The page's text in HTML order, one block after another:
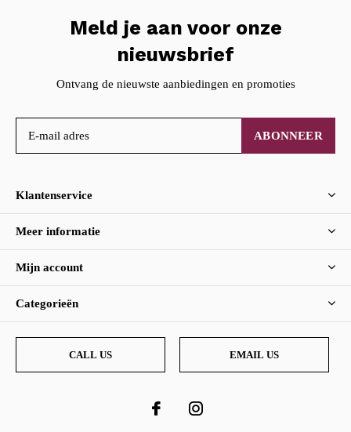
Meld je aan voor onze
nieuwsbrief
Ontvang de nieuwste aanbiedingen en promoties
ABONNEER
Klantenservice
Meer informatie
Mijn account
Categorieën
CALL US EMAIL US